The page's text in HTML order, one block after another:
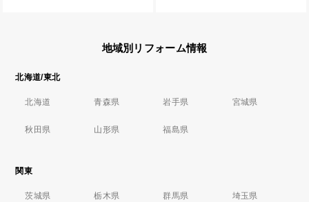
地域別リフォーム情報
北海道/東北
北海道 青森県 岩手県 宮城県
秋田県 山形県 福島県
関東
茨城県 栃木県 群馬県 埼玉県